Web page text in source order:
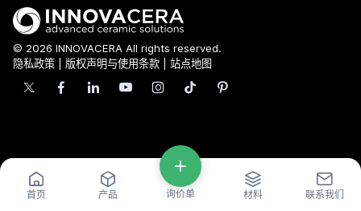
首页 产品 询价单 材料 联系我们
© 2026 INNOVACERA All rights reserved.
隐私政策
版权声明与使用条款 站点地图